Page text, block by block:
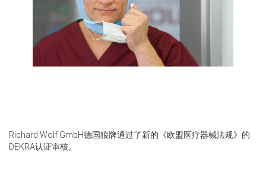
Richard Wolf GmbH德国狼牌通过了新的《欧盟医疗器械法规》的
DEKRA认证审核。